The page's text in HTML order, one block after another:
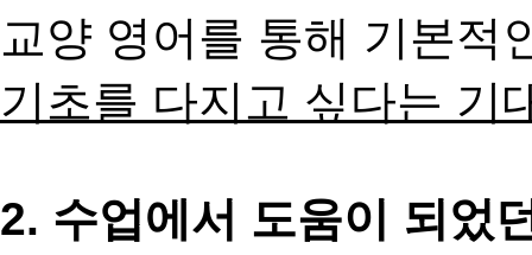
교양 영어를 통해 기본
기초를 다지고 싶다는 기
2. 수업에서 도움이 되었